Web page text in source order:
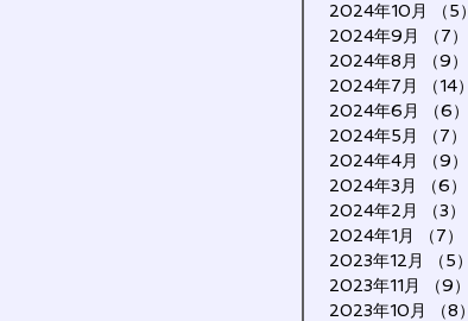
2024年10月
（5）
2024年9月
（7）
2024年8月
（9）
2024年7月
（14）
2024年6月
（6）
2024年5月
（7）
2024年4月
（9）
2024年3月
（6）
2024年2月
（3）
2024年1月
（7）
2023年12月
（5）
2023年11月
（9）
2023年10月
（8）